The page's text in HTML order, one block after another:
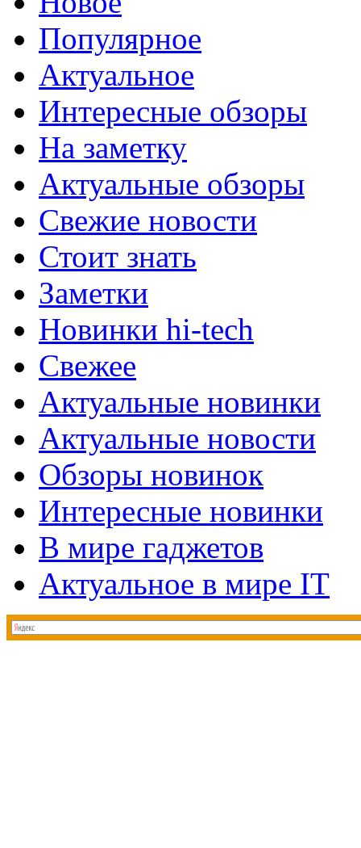
Популярное
Актуальное
Интересные обзоры
На заметку
Актуальные обзоры
Свежие новости
Стоит знать
Заметки
Новинки hi-tech
Свежее
Актуальные новинки
Актуальные новости
Обзоры новинок
Интересные новинки
В мире гаджетов
Актуальное в мире IT